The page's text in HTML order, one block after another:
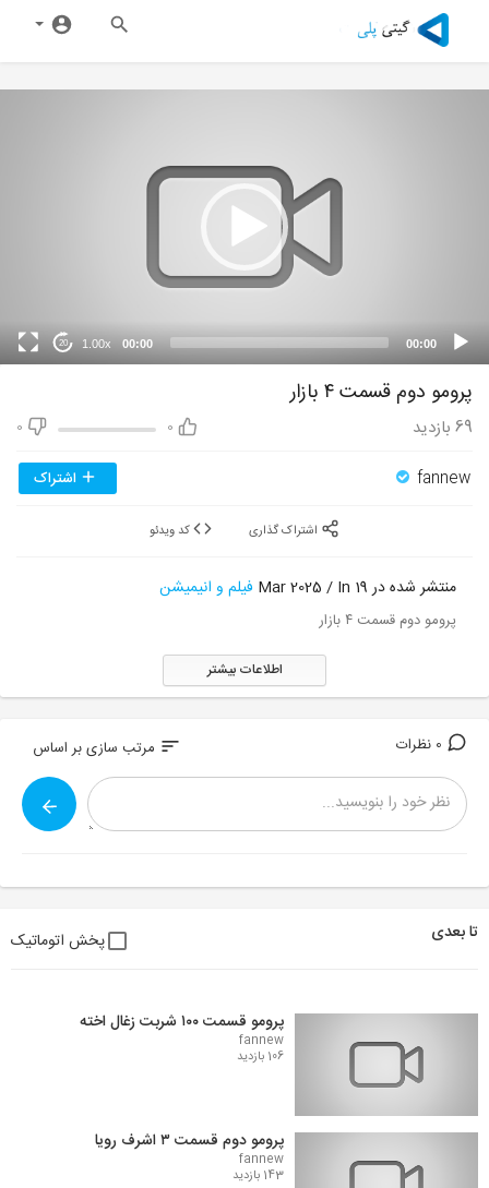
00:00
00:00
1.00x
20
پرومو دوم قسمت ۴ بازار
0
0 69 بازدید
fannew اشتراک
منتشر شده در 19 Mar 2025 / In فیلم و انیمیشن
پرومو دوم قسمت ۴ بازار
اطلاعات بیشتر
sort مرتب سازی بر اساس
تا بعدی پخش اتوماتیک
پرومو قسمت ۱۰۰ شربت زغال اخته
fannew
106 بازدید
پرومو دوم قسمت ۳ اشرف رویا
fannew
143 بازدید